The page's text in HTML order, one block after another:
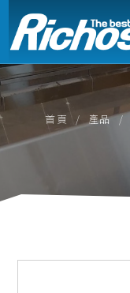
首頁 產品